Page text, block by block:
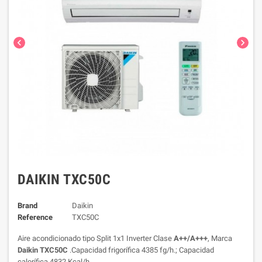
chevron_left chevron_right
DAIKIN TXC50C
Brand
Daikin
Reference
TXC50C
Aire acondicionado tipo Split 1x1 Inverter Clase A++/A+++, Marca
Daikin TXC50C .Capacidad frigorífica 4385 fg/h.; Capacidad